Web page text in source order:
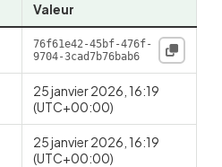
Valeur
76f61e42-45bf-476f-
9704-3cad7b76bab6
25 janvier 2026, 16:19
(UTC+00:00)
25 janvier 2026, 16:19
(UTC+00:00)